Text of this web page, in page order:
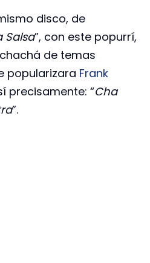
disco, de
Salsa”, con este popurrí,
de temas
popularizara Frank
precisamente: “Cha
”.